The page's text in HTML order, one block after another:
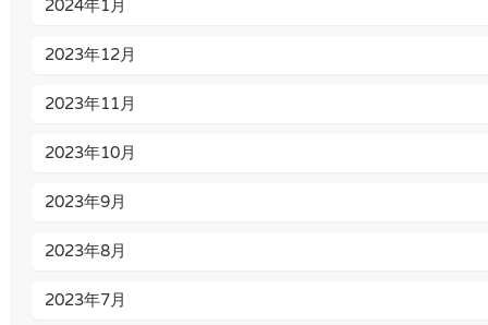
2024年1月
2023年12月
2023年11月
2023年10月
2023年9月
2023年8月
2023年7月